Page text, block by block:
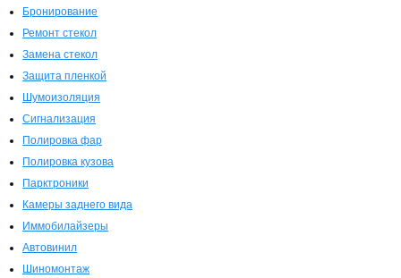
Бронирование
Ремонт стекол
Замена стекол
Защита пленкой
Шумоизоляция
Сигнализация
Полировка фар
Полировка кузова
Парктроники
Камеры заднего вида
Иммобилайзеры
Автовинил
Шиномонтаж